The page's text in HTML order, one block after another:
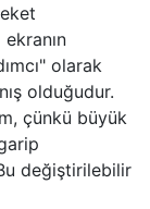
olarak
olduğudur.
çünkü büyük
değiştirilebilir